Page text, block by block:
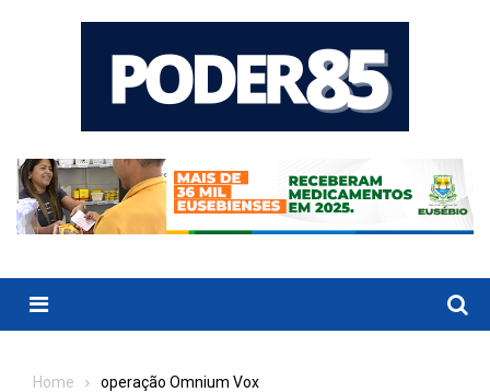
Menu
Home operação Omnium Vox